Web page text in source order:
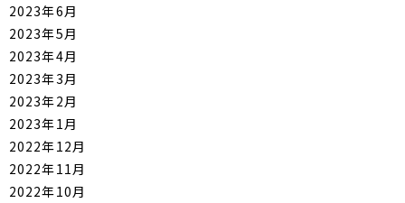
2023年6月
2023年5月
2023年4月
2023年3月
2023年2月
2023年1月
2022年12月
2022年11月
2022年10月